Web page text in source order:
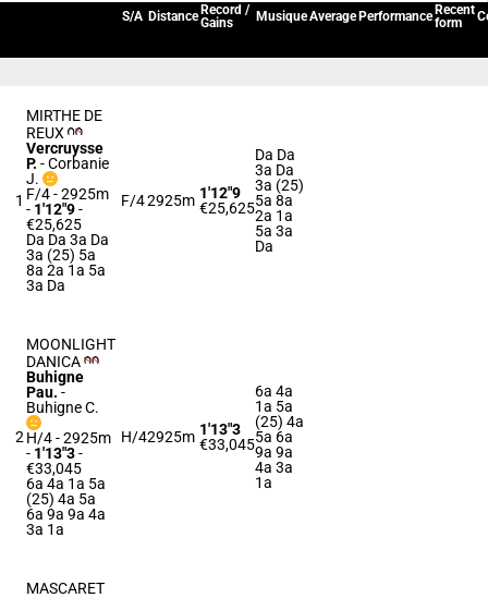
S/A Distance Record /
Gains
MusiqueAverage Performance Recent
form
1
MIRTHE DE
REUX
Vercruysse
P. -Corbanie
J.
F/4 - 2925m
- 1'12"9-
€25,625
Da Da 3a Da
3a (25) 5a
8a 2a 1a 5a
3a Da
F/42925m 1'12"9
€25,625
Da Da
3a Da
3a (25)
5a 8a
2a 1a
5a 3a
Da
2
MOONLIGHT
DANICA
Buhigne
Pau. -
Buhigne C.
H/4 - 2925m
- 1'13"3-
€33,045
6a 4a 1a 5a
(25) 4a 5a
6a 9a 9a 4a
3a 1a
H/42925m 1'13"3
€33,045
6a 4a
1a 5a
(25) 4a
5a 6a
9a 9a
4a 3a
1a
MASCARET